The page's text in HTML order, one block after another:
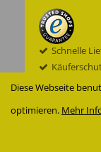
Diese Webseite
optimieren. Mehr
Schnelle